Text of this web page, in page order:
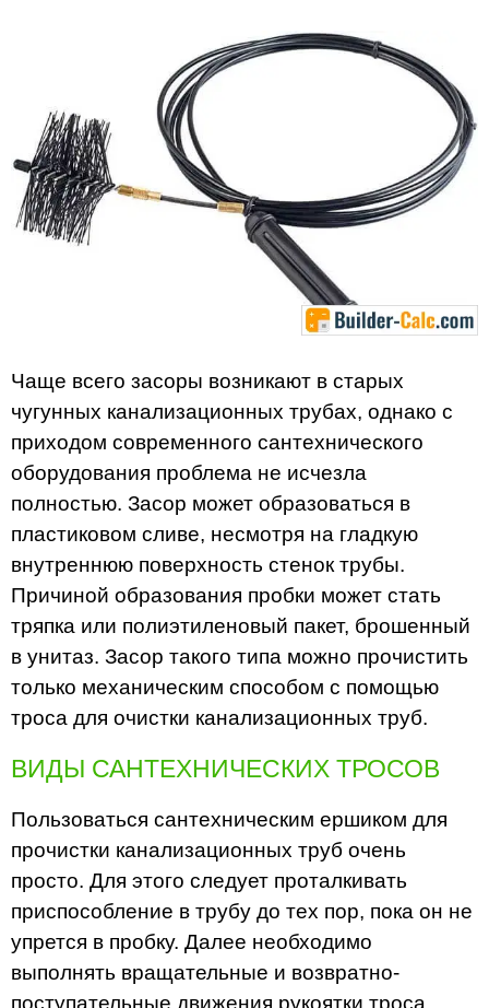
Чаще всего засоры возникают в старых
чугунных канализационных трубах, однако с
приходом современного сантехнического
оборудования проблема не исчезла
полностью. Засор может образоваться в
пластиковом сливе, несмотря на гладкую
внутреннюю поверхность стенок трубы.
Причиной образования пробки может стать
тряпка или полиэтиленовый пакет, брошенный
в унитаз. Засор такого типа можно прочистить
только механическим способом с помощью
троса для очистки канализационных труб.
ВИДЫ САНТЕХНИЧЕСКИХ ТРОСОВ
Пользоваться сантехническим ершиком для
прочистки канализационных труб очень
просто. Для этого следует проталкивать
приспособление в трубу до тех пор, пока он не
упрется в пробку. Далее необходимо
выполнять вращательные и возвратно-